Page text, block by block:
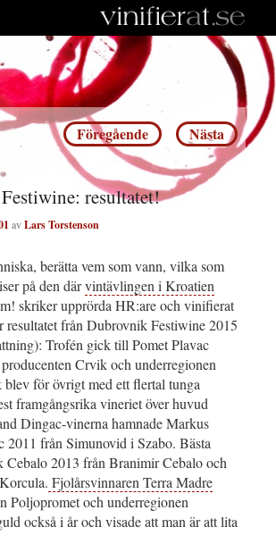
Inläggsnavigering
Föregående Nästa
resultatet!
avLars Torstenson
berätta vem som vann, vilka som
på den därvintävlingen i Kroatien
skriker upprörda HR:are och vinifierat
resultatet från Dubrovnik Festiwine 2015
Trofén gick till Pomet Plavac
Crvik och underregionen
för övrigt med ett flertal tunga
framgångsrika vineriet över huvud
Dingac-vinerna hamnade Markus
2011 från Simunovid i Szabo. Bästa
2013 från Branimir Cebalo och
Fjolårsvinnaren Terra Madre
Poljopromet och underregionen
också i år och visade att man är att lita